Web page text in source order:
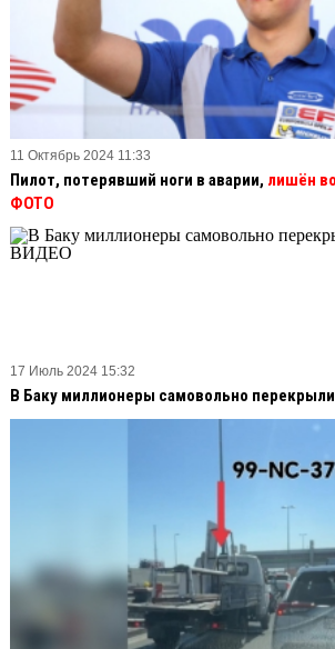
11 Октябрь 2024 11:33
Пилот, потерявший ноги в аварии, лишён
ФОТО
17 Июль 2024 15:32
В Баку миллионеры самовольно